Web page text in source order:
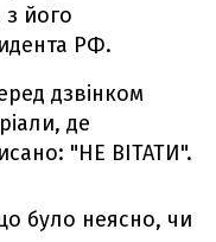
з його
РФ.
дзвінком
де
"НЕ ВІТАТИ".
було неясно, чи